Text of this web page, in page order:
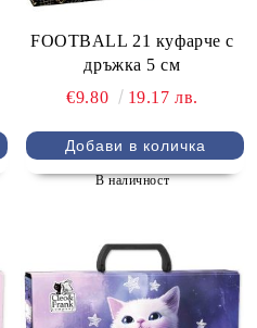
FOOTBALL 21 куфарче с
дръжка 5 см
€9.80
19.17 лв.
В наличност